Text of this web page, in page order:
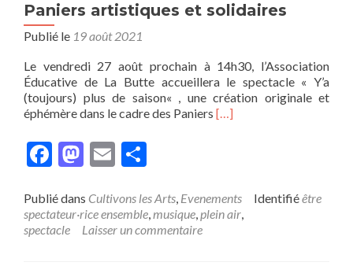
Paniers artistiques et solidaires
Publié le 19 août 2021
Le vendredi 27 août prochain à 14h30, l’Association
Éducative de La Butte accueillera le spectacle « Y’a
(toujours) plus de saison« , une création originale et
éphémère dans le cadre des Paniers En
solidaires
[…]
Facebook
Mastodon
Email
Publié dans Cultivons les Arts, Evenements Identifiéêtre
spectateur·rice ensemble,musique,plein air,
spectacle
Laisser un commentaire